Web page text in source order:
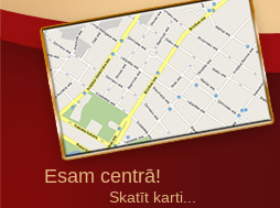
Esam centrā!
Skatīt karti...